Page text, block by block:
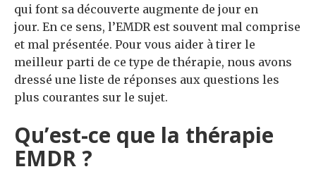
qui font sa découverte augmente de jour en
jour. En ce sens, l’EMDR est souvent mal comprise
et mal présentée. Pour vous aider à tirer le
meilleur parti de ce type de thérapie, nous avons
dressé une liste de réponses aux questions les
plus courantes sur le sujet.
Qu’est-ce que la thérapie
EMDR ?